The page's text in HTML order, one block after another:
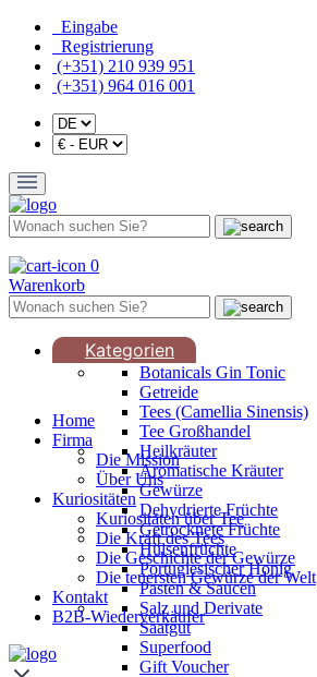
Eingabe
Registrierung
(+351) 210 939 951
(+351) 964 016 001
0
Warenkorb
Kategorien
Botanicals Gin Tonic
Getreide
Tees (Camellia Sinensis)
Tee Großhandel
Heilkräuter
Aromatische Kräuter
Gewürze
Dehydrierte Früchte
Getrocknete Früchte
Hülsenfrüchte
Portugiesischer Honig
Pasten & Saucen
Salz und Derivate
Saatgut
Superfood
Gift Voucher
Home
Firma
Die Mission
Über Uns
Kuriositäten
Kuriositäten über Tee
Die Kraft des Tees
Die Geschichte der Gewürze
Die teuersten Gewürze der Welt
Kontakt
B2B-Wiederverkäufer